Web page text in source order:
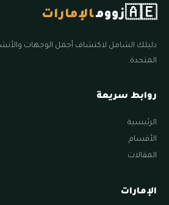
🇦🇪زوومالإمارات
دليلك الشامل لاكتشاف أجمل الوجهات
المتحدة.
روابط سريعة
الرئيسية
الأقسام
المقالات
الإمارات